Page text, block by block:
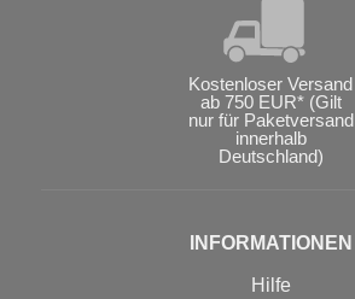
Kostenloser Versand
ab 750 EUR* (Gilt
nur für Paketversand
innerhalb
Deutschland)
INFORMATIONEN
Hilfe